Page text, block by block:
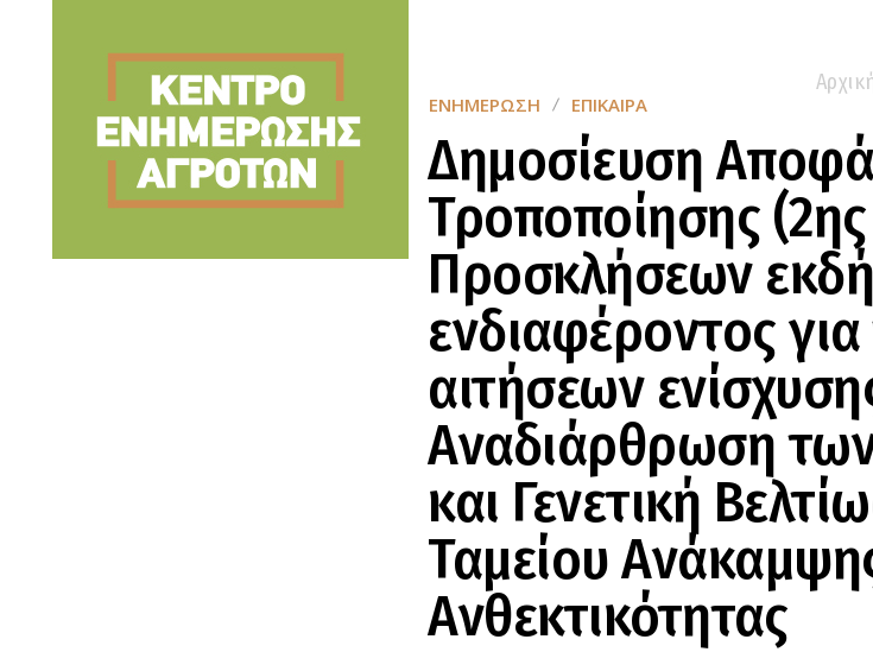
ΕΝΗΜΈΡΩΣΗ ΕΠΊΚΑΙΡΑ
Δημοσίευση
Τροποποίησης (2ης
Προσκλήσεων
ενδιαφέροντος
αιτήσεων
Αναδιάρθρωση
και Γενετική
Ταμείου
Ανθεκτικότητας